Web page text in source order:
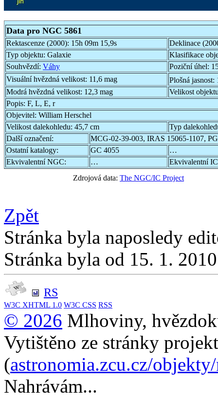
Data pro NGC 5861
Rektascenze (2000): 15h 09m 15,9s
Deklinace
Typ objektu: Galaxie
Klasifikace
Souhvězdí: Váhy Poziční úhel:
Visuální hvězdná velikost: 11,6 mag Plošná jasnost:
Modrá hvězdná velikost: 12,3 mag
Velikost
Popis: F, L, E, r
Objevitel: William Herschel
Velikost dalekohledu: 45,7 cm
Typ
Další označení:
MCG-02-39-003, IRAS 15065-1107,
Ostatní katalogy:
GC 4055
…
Ekvivalentní NGC:
…
Ekvivalentní
Zdrojová data: The NGC/IC Project
Zpět
Stránka byla naposledy
Stránka byla od 15. 1.
RS
W3C XHTML 1.0 W3C CSS RSS
© 2026 Mlhoviny,
Vytištěno ze stránky
(astronomia.zcu.cz/
Nahrávám...